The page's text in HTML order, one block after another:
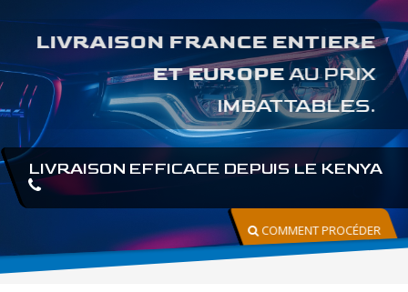
LIVRAISON FRANCE ENTIERE
ET EUROPEAU PRIX
IMBATTABLES.
LIVRAISON EFFICACE DEPUIS LE KENYA
COMMENT PROCÉDER